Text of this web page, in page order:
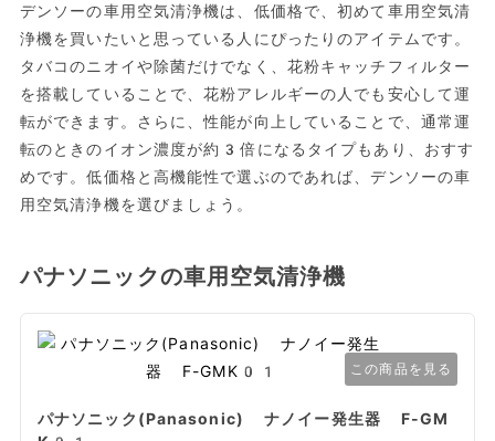
デンソーの車用空気清浄機は、低価格で、初めて車用空気清
浄機を買いたいと思っている人にぴったりのアイテムです。
タバコのニオイや除菌だけでなく、花粉キャッチフィルター
を搭載していることで、花粉アレルギーの人でも安心して運
転ができます。さらに、性能が向上していることで、通常運
転のときのイオン濃度が約3倍になるタイプもあり、おすす
めです。低価格と高機能性で選ぶのであれば、デンソーの車
用空気清浄機を選びましょう。
パナソニックの車用空気清浄機
この商品を見る
パナソニック(Panasonic) ナノイー発生器 F-GM